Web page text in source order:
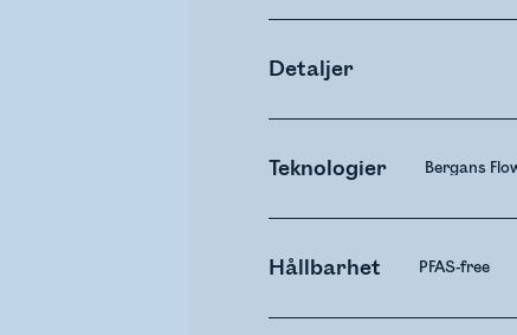
Detaljer
Teknologier Bergans
Hållbarhet PFAS-free